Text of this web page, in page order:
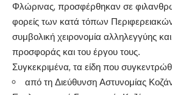
Φλώρινας, προσφέρθηκαν σε
φορείς των κατά τόπων
συμβολική χειρονομία αλληλεγγύης
προσφοράς και του έργου τους.
Συγκεκριμένα, τα είδη που
από τη Διεύθυνση Αστυνομίας